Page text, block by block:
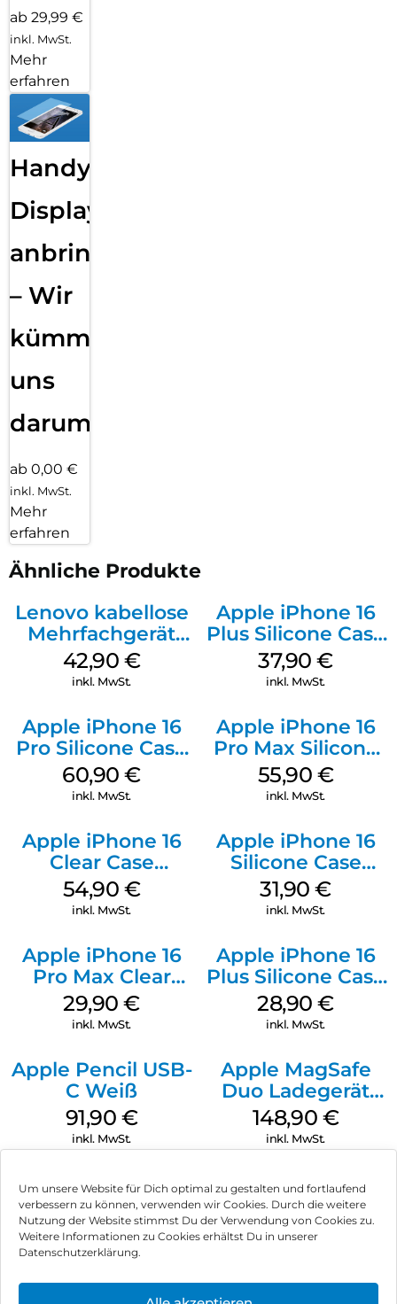
Um unsere Website für Dich optimal zu gestalten und fortlaufend
verbessern zu können, verwenden wir Cookies. Durch die weitere
Nutzung der Website stimmst Du der Verwendung von Cookies zu.
Weitere Informationen zu Cookies erhältst Du in unserer
Datenschutzerklärung.
ab 29,99 €
inkl. MwSt.
Mehr
erfahren
Handy
Displayfolie
anbringen
– Wir
kümmern
uns
darum!
ab 0,00 €
inkl. MwSt.
Mehr
erfahren
Ähnliche Produkte
Lenovo kabellose
Mehrfachgerät
Luna Grey
42,90 €
inkl. MwSt.
Apple iPhone 16
Plus Silicone Case
MagSafe Lake
Green
37,90€
inkl. MwSt.
Apple iPhone 16
Pro Silicone Case
MagSafe Stone
Gray
60,90€
inkl. MwSt.
Apple iPhone 16
Pro Max Silicone
Case MagSafe
Stone Gray
55,90 €
inkl. MwSt.
Apple iPhone 16
Clear Case
MagSafe
Transparent
54,90 €
inkl. MwSt.
Apple iPhone 16
Silicone Case
MagSafe Fuchsia
31,90€
inkl. MwSt.
Apple iPhone 16
Pro Max Clear
Case MagSafe
Transparent
29,90€
inkl. MwSt.
Apple iPhone 16
Plus Silicone Case
MagSafe Black
28,90€
inkl. MwSt.
Apple Pencil USB-
C Weiß
91,90 €
inkl. MwSt.
Apple MagSafe
Duo Ladegerät
Weiß
148,90 €
inkl. MwSt.
Impressum